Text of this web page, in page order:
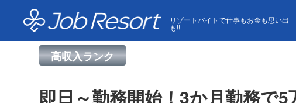
リゾートバイトで仕事もお金も思い出
も!!
HOME 求人一覧
高収入ランク
即日～勤務開始！3か月勤務で